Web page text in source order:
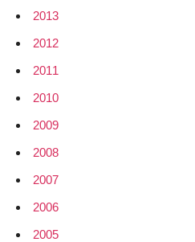
2013
2012
2011
2010
2009
2008
2007
2006
2005